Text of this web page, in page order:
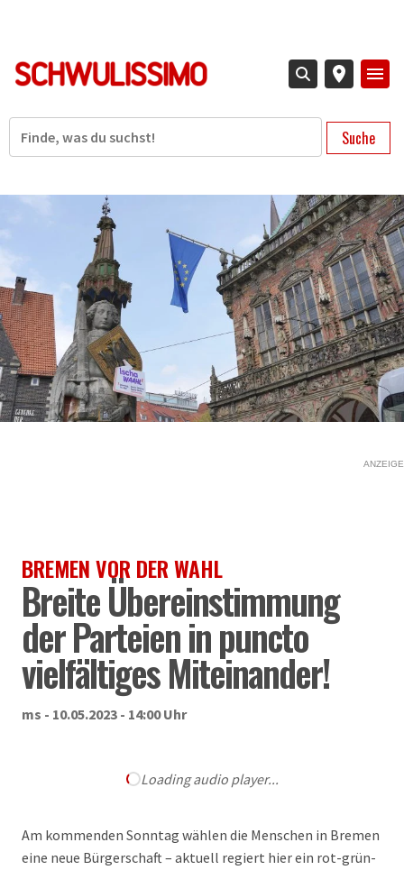
Suche
ANZEIGE
BREMEN VOR DER WAHL
Breite Übereinstimmung
der Parteien in puncto
vielfältiges Miteinander!
ms - 10.05.2023 - 14:00 Uhr
Loading audio player...
Am kommenden Sonntag wählen die Menschen in Bremen
eine neue Bürgerschaft – aktuell regiert hier ein rot-grün-